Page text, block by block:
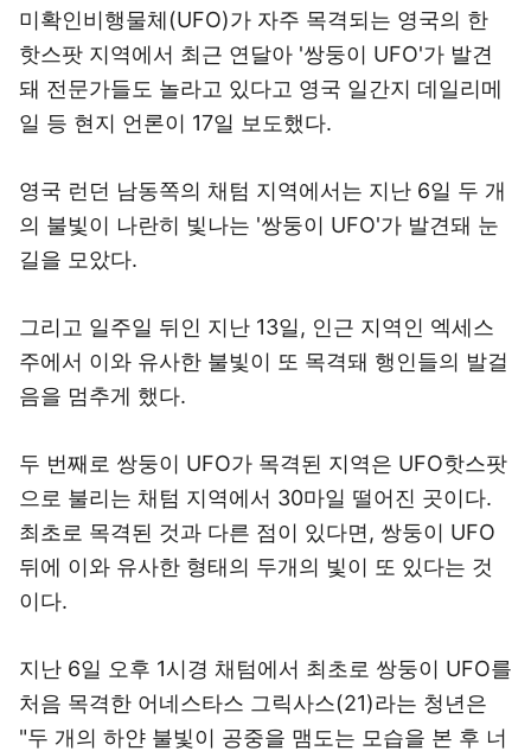
미확인비행물체(UFO)가 자주 목격되는 영국의 한
핫스팟 지역에서 최근 연달아 '쌍둥이 UFO'가 발견
돼 전문가들도 놀라고 있다고 영국 일간지 데일리메
일 등 현지 언론이 17일 보도했다.
영국 런던 남동쪽의 채텀 지역에서는 지난 6일 두 개
의 불빛이 나란히 빛나는 '쌍둥이 UFO'가 발견돼 눈
길을 모았다.
그리고 일주일 뒤인 지난 13일, 인근 지역인 엑세스
주에서 이와 유사한 불빛이 또 목격돼 행인들의 발걸
음을 멈추게 했다.
두 번째로 쌍둥이 UFO가 목격된 지역은 UFO핫스팟
으로 불리는 채텀 지역에서 30마일 떨어진 곳이다.
최초로 목격된 것과 다른 점이 있다면, 쌍둥이 UFO
뒤에 이와 유사한 형태의 두개의 빛이 또 있다는 것
이다.
지난 6일 오후 1시경 채텀에서 최초로 쌍둥이 UFO를
처음 목격한 어네스타스 그릭사스(21)라는 청년은
"두 개의 하얀 불빛이 공중을 맴도는 모습을 본 후 너